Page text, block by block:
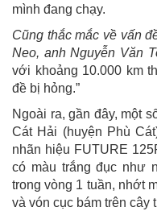
mình đang chạy.
Cũng thắc mắc về vấn
Neo, anh Nguyễn Văn
với khoảng 10.000 km
đề bị hỏng.”
Ngoài ra, gần đây, một
Cát Hải (huyện Phù
nhãn hiệu FUTURE
có màu trắng đục như
trong vòng 1 tuần, nhớt
và vón cục bám trên cây